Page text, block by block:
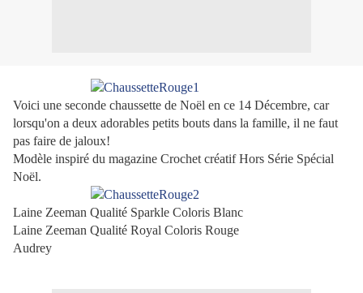
Voici une seconde chaussette de Noël en ce 14 Décembre, car
lorsqu'on a deux adorables petits bouts dans la famille, il ne faut
pas faire de jaloux!
Modèle inspiré du magazine Crochet créatif Hors Série Spécial
Noël.
Laine Zeeman Qualité Sparkle Coloris Blanc
Laine Zeeman Qualité Royal Coloris Rouge
Audrey